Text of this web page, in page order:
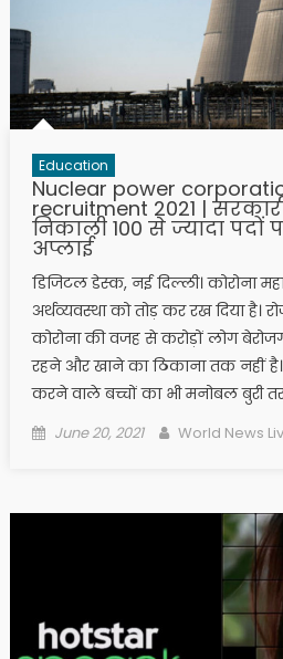
Education
Nuclear power
recruitment 2021 |
निकाली 100 से ज्यादा पदों
अप्लाई
डिजिटल डेस्क, नई दिल्ली। कोरोना
अर्थव्यवस्था को तोड़ कर रख दिया है।
कोरोना की वजह से करोड़ों लोग
रहने और खाने का ठिकाना तक नहीं है।
करने वाले बच्चों का भी मनोबल बुरी
Posted on
June 20, 2021 Author
World News